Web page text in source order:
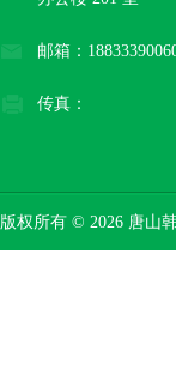
邮箱：
传真：
版权所有 © 2026 唐山